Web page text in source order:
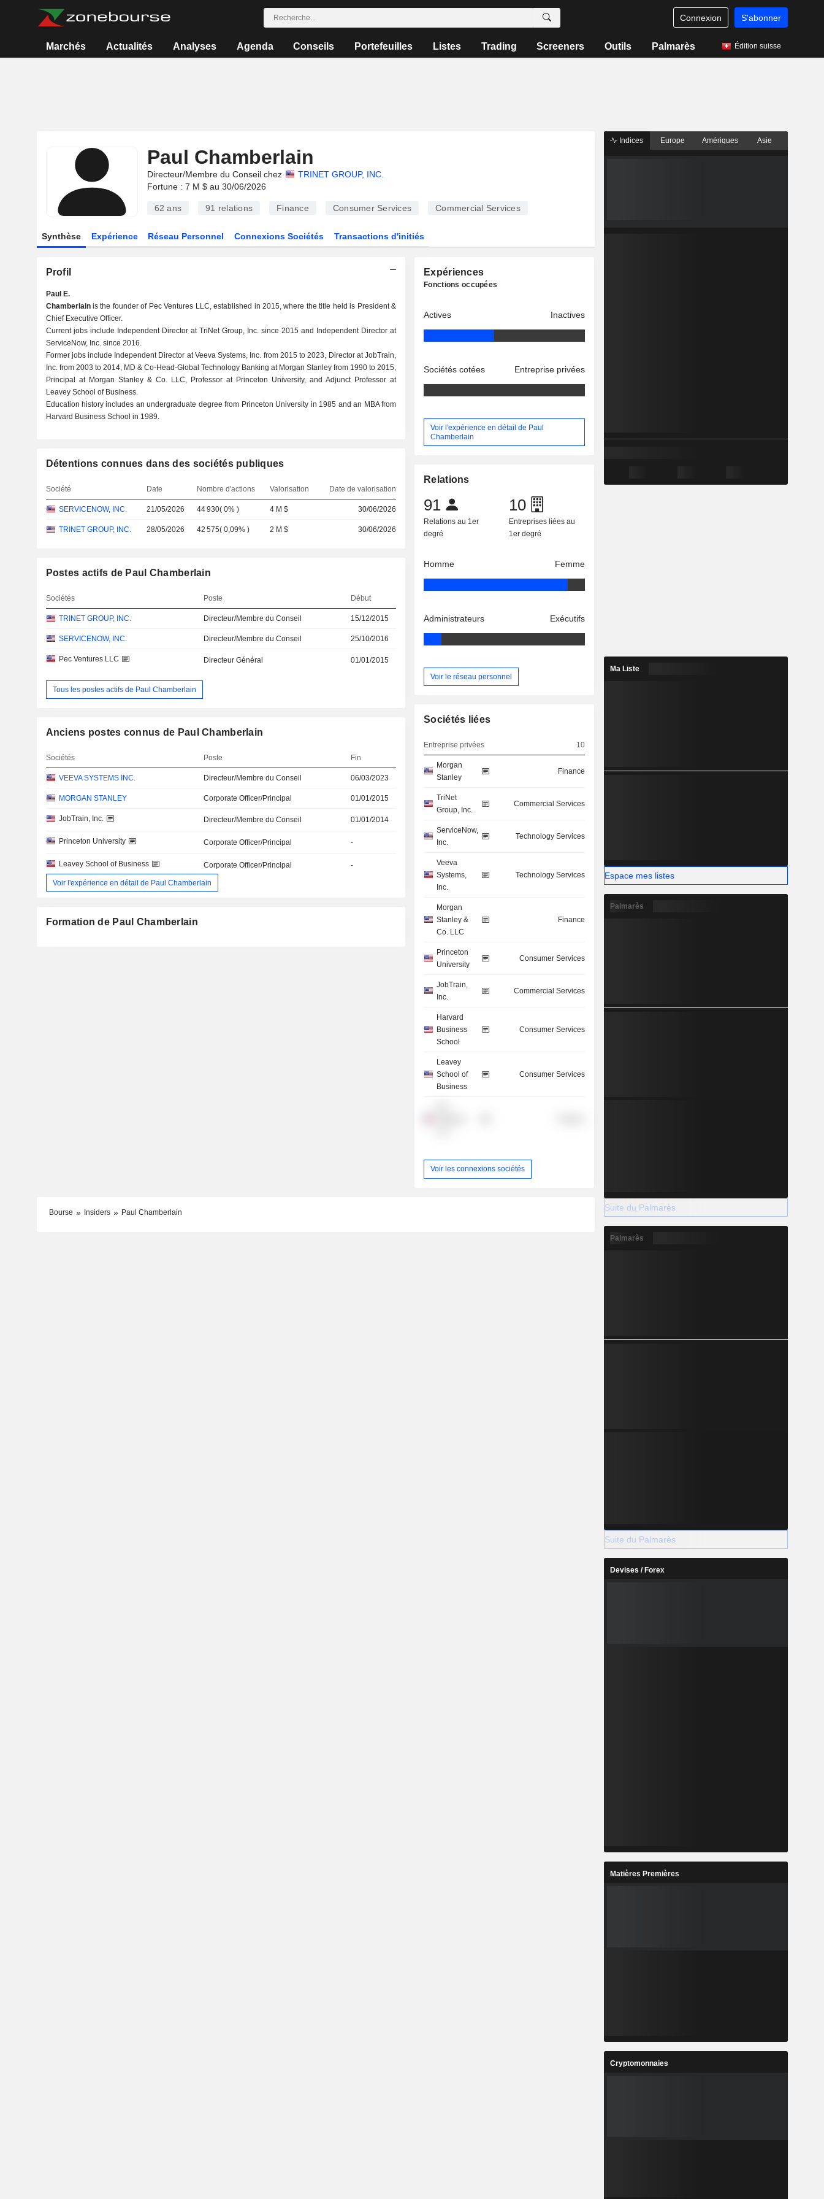
Connexion S'abonner
Marchés Actualités Analyses Agenda Conseils Portefeuilles Listes Trading Screeners Outils Palmarès Édition suisse
Paul Chamberlain
Directeur/Membre du Conseil chez
TRINET GROUP, INC.
Fortune : 7 M $ au 30/06/2026
62 ans 91 relations Finance Consumer Services Commercial Services
Synthèse Expérience Réseau Personnel Connexions Sociétés Transactions d'initiés
Profil
Paul E.
Chamberlainis the founder of Pec Ventures LLC, established in 2015, where the title held is President &
Chief Executive Officer.
Current jobs include Independent Director at TriNet Group, Inc. since 2015 and Independent Director at
ServiceNow, Inc. since 2016.
Former jobs include Independent Director at Veeva Systems, Inc. from 2015 to 2023, Director at JobTrain,
Inc. from 2003 to 2014, MD & Co-Head-Global Technology Banking at Morgan Stanley from 1990 to 2015,
Principal at Morgan Stanley & Co. LLC, Professor at Princeton University, and Adjunct Professor at
Leavey School of Business.
Education history includes an undergraduate degree from Princeton University in 1985 and an MBA from
Harvard Business School in 1989.
Détentions connues dans des sociétés publiques
Société Date Nombre d'actions Valorisation Date de valorisation
SERVICENOW, INC. 21/05/2026 44 930(0% ) 4 M $ 30/06/2026
TRINET GROUP, INC. 28/05/2026 42 575(0,09% ) 2 M $ 30/06/2026
Postes actifs de Paul Chamberlain
Sociétés Poste Début
TRINET GROUP, INC. Directeur/Membre du Conseil 15/12/2015
SERVICENOW, INC. Directeur/Membre du Conseil 25/10/2016
Pec Ventures LLC Directeur Général 01/01/2015
Tous les postes actifs de Paul Chamberlain
Anciens postes connus de Paul Chamberlain
Sociétés Poste Fin
VEEVA SYSTEMS INC. Directeur/Membre du Conseil 06/03/2023
MORGAN STANLEY Corporate Officer/Principal 01/01/2015
JobTrain, Inc. Directeur/Membre du Conseil 01/01/2014
Princeton University Corporate Officer/Principal -
Leavey School of Business Corporate Officer/Principal
-
Voir l'expérience en détail de Paul Chamberlain
Formation de Paul Chamberlain
Expériences
Fonctions occupées
Actives Inactives
Sociétés cotées Entreprise privées
Voir l'expérience en détail de Paul
Chamberlain
Relations
91
Relations au 1er
degré
10
Entreprises liées au
1er degré
Homme Femme
Administrateurs Exécutifs
Voir le réseau personnel
Sociétés liées
Entreprise privées 10
Morgan
Stanley
Finance
TriNet
Group, Inc.
Commercial Services
ServiceNow,
Inc.
Technology Services
Veeva
Systems,
Inc.
Technology Services
Morgan
Stanley &
Co. LLC
Finance
Princeton
University
Consumer Services
JobTrain,
Inc.
Commercial Services
Harvard
Business
School
Consumer Services
Leavey
School of
Business
Consumer Services
Voir les connexions sociétés
Bourse Insiders Paul Chamberlain
Indices Europe Amériques Asie
Ma Liste
Espace mes listes
Palmarès
Suite du Palmarès
Palmarès
Suite du Palmarès
Devises / Forex
Matières Premières
Cryptomonnaies